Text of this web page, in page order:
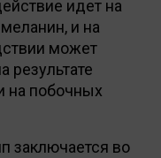
идет на
и на
может
результате
на побочных
заключается во